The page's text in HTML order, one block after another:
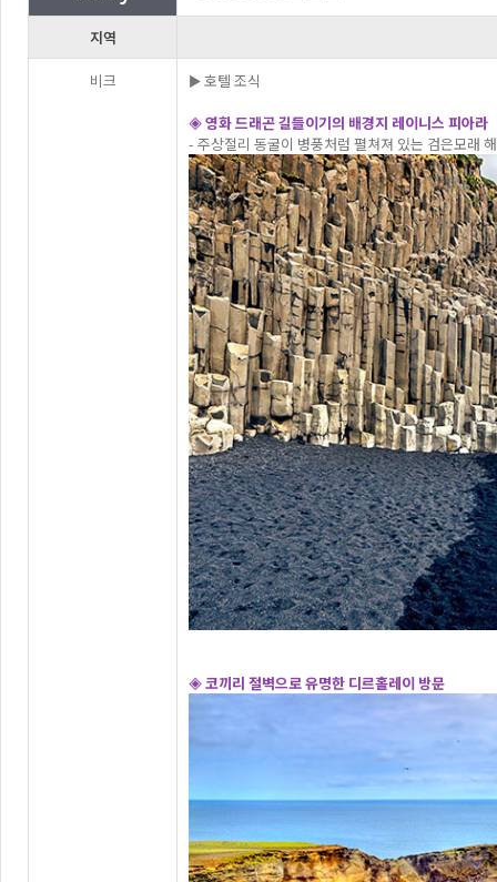
지역
비크
► 호텔 조식
◈ 영화 드래곤 길들이기의 배경지 레이니스 피아라
- 주상절리 동굴이 병풍처럼 펼쳐져 있는 검은모래
◈ 코끼리 절벽으로 유명한 디르홀레이 방문